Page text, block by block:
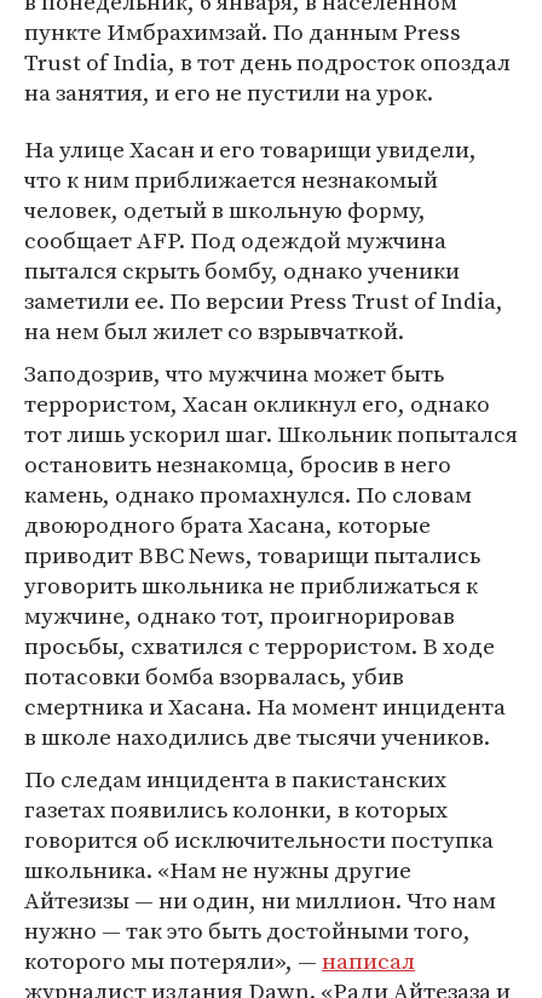
пункте Имбрахимзай. По данным Press
Trust of India, в тот день подросток опоздал
на занятия, и его не пустили на урок.
На улице Хасан и его товарищи увидели,
что к ним приближается незнакомый
человек, одетый в школьную форму,
сообщает AFP. Под одеждой мужчина
пытался скрыть бомбу, однако ученики
заметили ее. По версии Press Trust of India,
на нем был жилет со взрывчаткой.
Заподозрив, что мужчина может быть
террористом, Хасан окликнул его, однако
тот лишь ускорил шаг. Школьник попытался
остановить незнакомца, бросив в него
камень, однако промахнулся. По словам
двоюродного брата Хасана, которые
приводит BBC News, товарищи пытались
уговорить школьника не приближаться к
мужчине, однако тот, проигнорировав
просьбы, схватился с террористом. В ходе
потасовки бомба взорвалась, убив
смертника и Хасана. На момент инцидента
в школе находились две тысячи учеников.
По следам инцидента в пакистанских
газетах появились колонки, в которых
говорится об исключительности поступка
школьника. «Нам не нужны другие
Айтезизы — ни один, ни миллион. Что нам
нужно — так это быть достойными того,
которого мы потеряли», —написал
журналист издания Dawn. «Ради Айтезаза и